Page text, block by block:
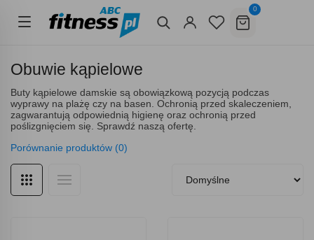
0
Obuwie kąpielowe
Buty kąpielowe damskie są obowiązkową pozycją podczas
wyprawy na plażę czy na basen. Ochronią przed skaleczeniem,
zagwarantują odpowiednią higienę oraz ochronią przed
poślizgnięciem się. Sprawdź naszą ofertę.
Porównanie produktów (0)